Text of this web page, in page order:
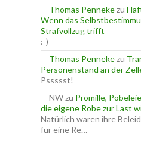
Jugendstrafrecht
Thomas Pennekezu
Wenn das
Strafvollzug trifft
:-)
Thomas Pennekezu
Personenstand an der
Pssssst!
NWzu Promille,
die eigene Robe zur Last
Natürlich waren ihre
für eine Re…